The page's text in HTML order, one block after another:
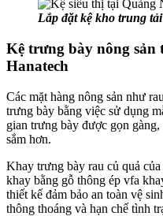
Lắp đặt kệ kho trung
Kệ trưng bày nông sản
Hanatech
Các mặt hàng nông sản như
trưng bày bằng việc sử dụng
gian trưng bày được gọn
sắm hơn.
Khay trưng bày rau củ quả
khay bằng gỗ thông ép vfa
thiết kế đảm bảo an toàn vệ
thông thoáng và hạn chế tình